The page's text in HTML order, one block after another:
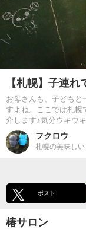
【札幌】子連
お母さんも、子どもと
すよね。ここでは札幌
介します♪気分ウキウ
フクロウ
札幌の美味し
ポスト
椿サロン